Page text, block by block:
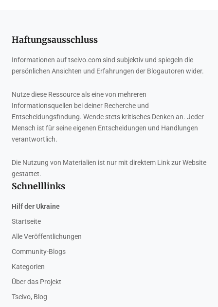
Haftungsausschluss
Informationen auf tseivo.com sind subjektiv und spiegeln die
persönlichen Ansichten und Erfahrungen der Blogautoren wider.
Nutze diese Ressource als eine von mehreren
Informationsquellen bei deiner Recherche und
Entscheidungsfindung. Wende stets kritisches Denken an. Jeder
Mensch ist für seine eigenen Entscheidungen und Handlungen
verantwortlich.
Die Nutzung von Materialien ist nur mit direktem Link zur Website
gestattet.
Schnelllinks
Hilf der Ukraine
Startseite
Alle Veröffentlichungen
Community-Blogs
Kategorien
Über das Projekt
Tseivo, Blog